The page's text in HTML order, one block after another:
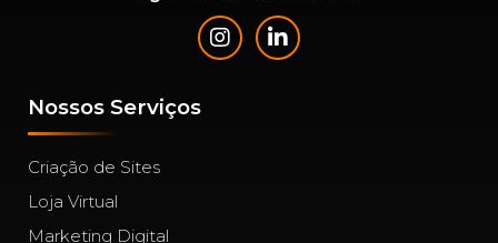
Nossos Serviços
Criação de Sites
Loja Virtual
Marketing Digital